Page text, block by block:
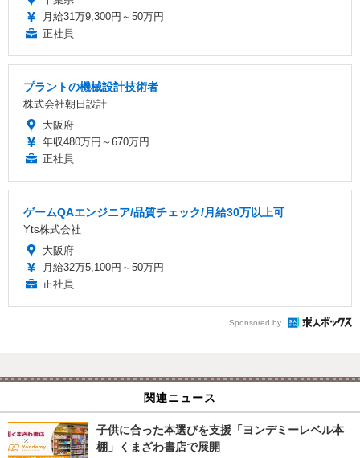
月給31万9,300円～50万円
正社員
プラントの機械設計技術者
株式会社朝日設計
大阪府
年収480万円～670万円
正社員
ゲームQAエンジニア/品質チェック/月給30万以上可
Yts株式会社
大阪府
月給32万5,100円～50万円
正社員
Sponsored by
関連ニュース
子供に合った本選びを支援「ヨンデミーレベル本
棚」くまざわ書店で展開